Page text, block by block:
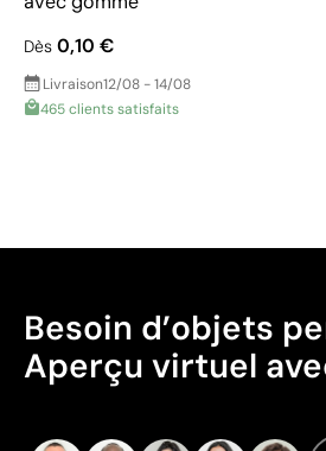
Dès 0,10 €
Livraison12/08 - 14/08
465 clients satisfaits
Besoin d’objets
Aperçu virtuel